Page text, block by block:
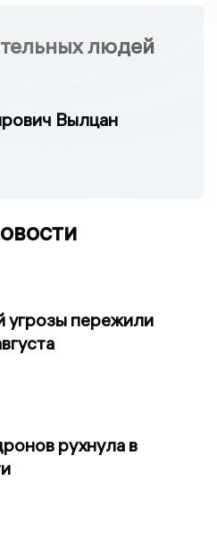
людей
Вылцан
угрозы пережили
рухнула в